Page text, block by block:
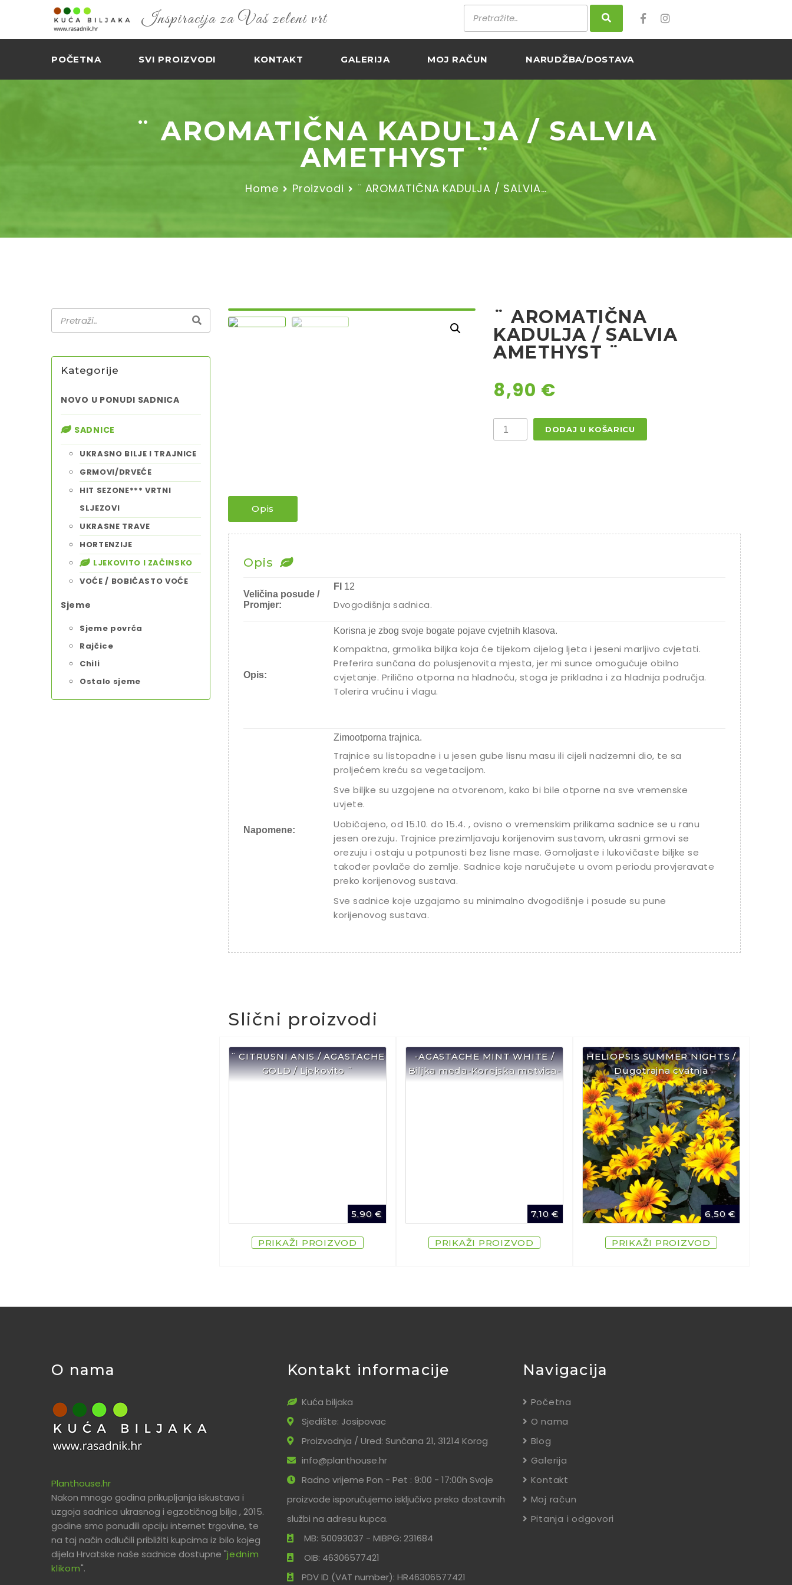
Inspiracija za Vaš zeleni vrt
POČETNA SVI PROIZVODI KONTAKT GALERIJA MOJ RAČUN NARUDŽBA/DOSTAVA
¨ AROMATIČNA KADULJA / SALVIA
AMETHYST ¨
Home Proizvodi ¨ AROMATIČNA KADULJA / SALVIA…
Kategorije
NOVO U PONUDI SADNICA
SADNICE
UKRASNO BILJE I TRAJNICE
GRMOVI/DRVEĆE
HIT SEZONE*** VRTNI
SLJEZOVI
UKRASNE TRAVE
HORTENZIJE
LJEKOVITO I ZAČINSKO
VOĆE / BOBIČASTO VOĆE
Sjeme
Sjeme povrća
Rajčice
Chili
Ostalo sjeme
¨ AROMATIČNA
KADULJA / SALVIA
AMETHYST ¨
8,90 €
¨
AROMATIČNA
KADULJA
DODAJ U KOŠARICU
Opis
Opis
Veličina posude /
Promjer:
FI 12
Dvogodišnja sadnica.
Opis:
Korisna je zbog svoje bogate pojave cvjetnih klasova.
Kompaktna, grmolika biljka koja će tijekom cijelog ljeta i jeseni marljivo cvjetati.
Preferira sunčana do polusjenovita mjesta, jer mi sunce omogućuje obilno
cvjetanje. Prilično otporna na hladnoću, stoga je prikladna i za hladnija područja.
Tolerira vrućinu i vlagu.
Napomene:
Zimootporna trajnica.
Trajnice su listopadne i u jesen gube lisnu masu ili cijeli nadzemni dio, te sa
proljećem kreću sa vegetacijom.
Sve biljke su uzgojene na otvorenom, kako bi bile otporne na sve vremenske
uvjete.
Uobičajeno, od 15.10. do 15.4. , ovisno o vremenskim prilikama sadnice se u ranu
jesen orezuju. Trajnice prezimljavaju korijenovim sustavom, ukrasni grmovi se
orezuju i ostaju u potpunosti bez lisne mase. Gomoljaste i lukovičaste biljke se
također povlače do zemlje. Sadnice koje naručujete u ovom periodu provjeravate
preko korijenovog sustava.
Sve sadnice koje uzgajamo su minimalno dvogodišnje i posude su pune
korijenovog sustava.
Slični proizvodi
¨ CITRUSNI ANIS / AGASTACHE
GOLD / Ljekovito ¨
5,90€
PRIKAŽI PROIZVOD
-AGASTACHE MINT WHITE /
Biljka meda-Korejska metvica-
7,10€
PRIKAŽI PROIZVOD
HELIOPSIS SUMMER NIGHTS /
Dugotrajna cvatnja
6,50€
PRIKAŽI PROIZVOD
O nama
Planthouse.hr
Nakon mnogo godina prikupljanja iskustava i
uzgoja sadnica ukrasnog i egzotičnog bilja , 2015.
godine smo ponudili opciju internet trgovine, te
na taj način odlučili približiti kupcima iz bilo kojeg
dijela Hrvatske naše sadnice dostupne "jednim
klikom".
Kontakt informacije
Kuća biljaka
Sjedište: Josipovac
Proizvodnja / Ured: Sunčana 21, 31214 Korog
info@planthouse.hr
Radno vrijeme Pon - Pet : 9:00 - 17:00h Svoje
proizvode isporučujemo isključivo preko dostavnih
službi na adresu kupca.
MB: 50093037 - MIBPG: 231684
OIB: 46306577421
PDV ID (VAT number): HR46306577421
Navigacija
Početna
O nama
Blog
Galerija
Kontakt
Moj račun
Pitanja i odgovori